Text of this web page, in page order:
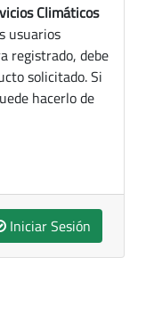
Climáticos
usuarios
registrado, debe
solicitado. Si
hacerlo de
Iniciar Sesión